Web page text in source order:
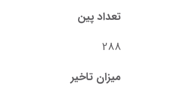
تعداد پین
288
میزان تاخیر